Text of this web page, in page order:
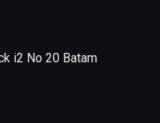
i2 No 20 Batam